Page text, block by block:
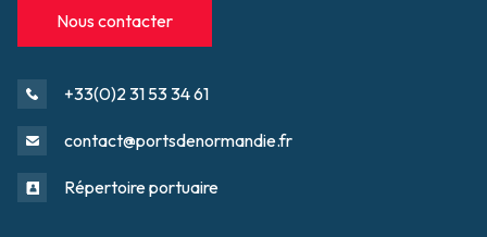
Nous contacter
+33(0)2 31 53 34 61
contact@portsdenormandie.fr
Répertoire portuaire